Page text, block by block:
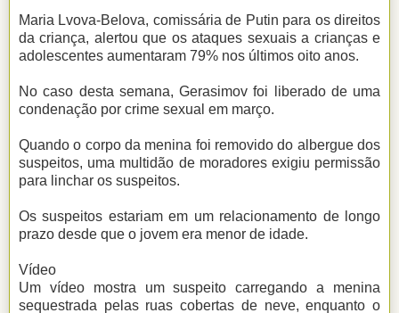
Maria Lvova-Belova, comissária de Putin para os direitos
da criança, alertou que os ataques sexuais a crianças e
adolescentes aumentaram 79% nos últimos oito anos.
No caso desta semana, Gerasimov foi liberado de uma
condenação por crime sexual em março.
Quando o corpo da menina foi removido do albergue dos
suspeitos, uma multidão de moradores exigiu permissão
para linchar os suspeitos.
Os suspeitos estariam em um relacionamento de longo
prazo desde que o jovem era menor de idade.
Vídeo
Um vídeo mostra um suspeito carregando a menina
sequestrada pelas ruas cobertas de neve, enquanto o